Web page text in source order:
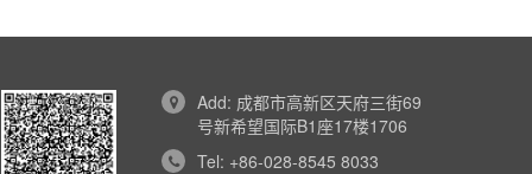
Add: 成都市高新区天府三街69
号新希望国际B1座17楼1706
Tel: +86-028-8545 8033